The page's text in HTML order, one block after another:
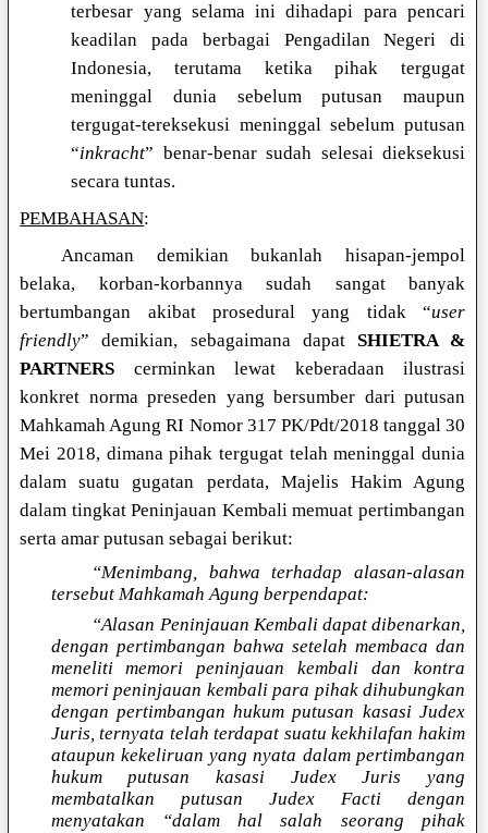
terbesar yang selama ini dihadapi para pencari
keadilan pada berbagai Pengadilan Negeri di
Indonesia, terutama ketika pihak tergugat
meninggal dunia sebelum putusan maupun
tergugat-tereksekusi meninggal sebelum putusan
“inkracht” benar-benar sudah selesai dieksekusi
secara tuntas.
PEMBAHASAN:
Ancaman demikian bukanlah hisapan-jempol
belaka, korban-korbannya sudah sangat banyak
bertumbangan akibat prosedural yang tidak “user
friendly” demikian, sebagaimana dapat SHIETRA &
PARTNERS cerminkan lewat keberadaan ilustrasi
konkret norma preseden yang bersumber dari putusan
Mahkamah Agung RI Nomor 317 PK/Pdt/2018 tanggal 30
Mei 2018, dimana pihak tergugat telah meninggal dunia
dalam suatu gugatan perdata, Majelis Hakim Agung
dalam tingkat Peninjauan Kembali memuat pertimbangan
serta amar putusan sebagai berikut:
“Menimbang, bahwa terhadap alasan-alasan
tersebut Mahkamah Agung berpendapat:
“Alasan Peninjauan Kembali dapat dibenarkan,
dengan pertimbangan bahwa setelah membaca dan
meneliti memori peninjauan kembali dan kontra
memori peninjauan kembali para pihak dihubungkan
dengan pertimbangan hukum putusan kasasi Judex
Juris, ternyata telah terdapat suatu kekhilafan hakim
ataupun kekeliruan yang nyata dalam pertimbangan
hukum putusan kasasi Judex Juris yang
membatalkan putusan Judex Facti dengan
menyatakan “dalam hal salah seorang pihak